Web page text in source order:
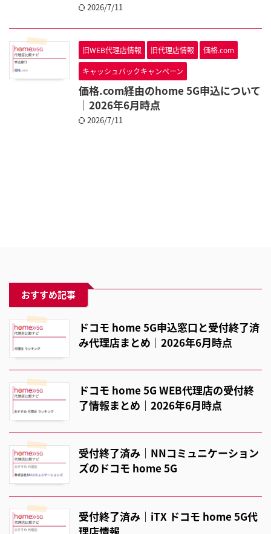
2026/7/11
旧WEB代理店情報 旧代理店情報 価格.com
キャッシュバックキャンペーン
価格.com経由のhome 5G申込について
｜2026年6月時点
2026/7/11
おすすめ記事
ドコモ home 5G申込窓口と受付終了済
み代理店まとめ｜2026年6月時点
ドコモ home 5G WEB代理店の受付終
了情報まとめ｜2026年6月時点
受付終了済み｜NNコミュニケーション
ズのドコモ home 5G
受付終了済み｜iTX ドコモ home 5G代